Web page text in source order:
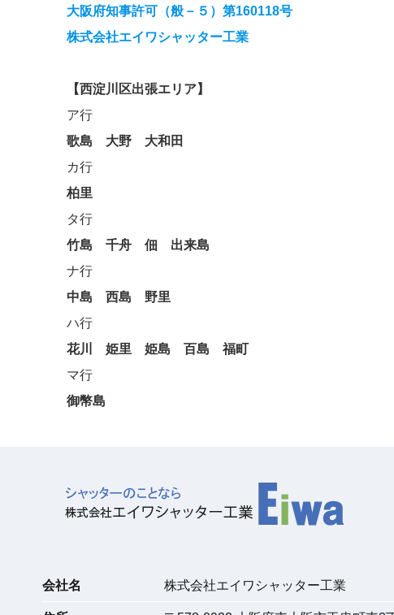
大阪府知事許可（般－５）第160118号
株式会社エイワシャッター工業
【西淀川区出張エリア】
ア行
歌島
大野
大和田
カ行
柏里
タ行
竹島
千舟 佃
出来島
ナ行
中島
西島
野里
ハ行
花川
姫里 姫島 百島
福町
マ行
御幣島
会社名 株式会社エイワシャッター工業